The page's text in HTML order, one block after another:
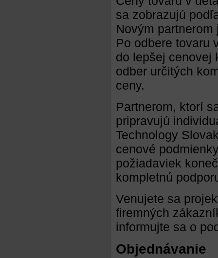
sa zobrazujú
Novým
Po odbere tovaru
do lepšej cenovej
odber určitých
ceny.
Partnerom, ktorí
pripravujú
Technology
cenové
požiadaviek
kompletnú
Venujete sa
firemných
informujte sa o
Objednávanie